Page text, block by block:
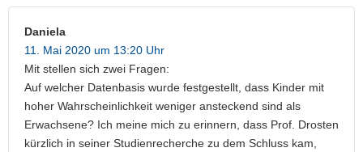
Daniela
11. Mai 2020 um 13:20 Uhr
Mit stellen sich zwei Fragen:
Auf welcher Datenbasis wurde festgestellt, dass Kinder mit
hoher Wahrscheinlichkeit weniger ansteckend sind als
Erwachsene? Ich meine mich zu erinnern, dass Prof. Drosten
kürzlich in seiner Studienrecherche zu dem Schluss kam,